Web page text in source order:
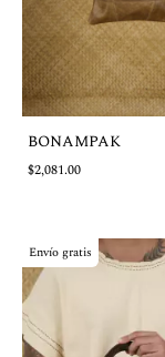
BONAMPAK
$2,081.00
Envío gratis